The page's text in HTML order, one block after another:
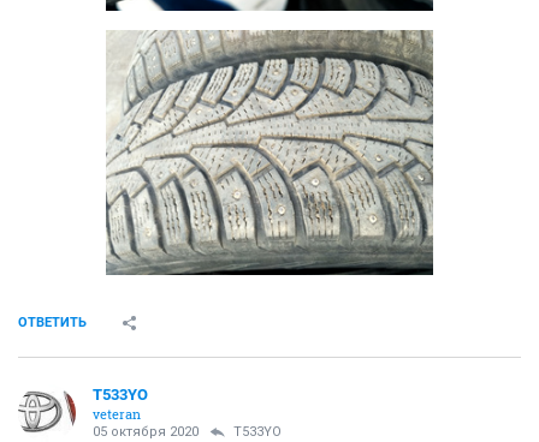
ОТВЕТИТЬ
T533YO
veteran
05 октября 2020 T533YO